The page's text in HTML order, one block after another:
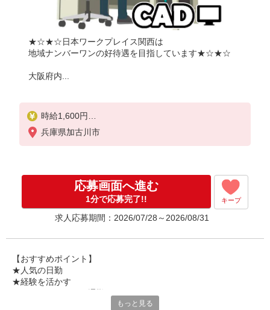
★☆★☆日本ワークプレイス関西は
地域ナンバーワンの好待遇を目指しています★☆★☆
大阪府内...
時給1,600円
月収例：
残業が月に10時間だった場合、上記に残業代をプラ
＼＼合計26万円以上可能／／
別途 交通費全額支給
兵庫県加古川市
応募画面へ進む
1分で応募完了!! キープ
求人応募期間：2026/07/28～2026/08/31
【おすすめポイント】
★人気の日勤
★経験を活かす
★残業ありで月収26万円以上可もっと見る